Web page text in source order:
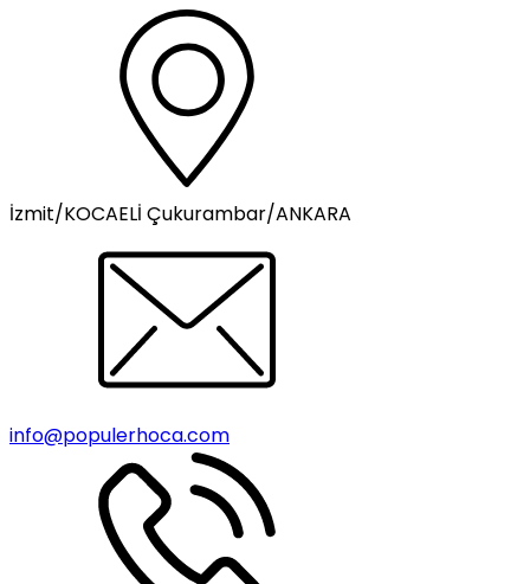
İzmit/KOCAELİ Çukurambar/ANKARA
info@populerhoca.com